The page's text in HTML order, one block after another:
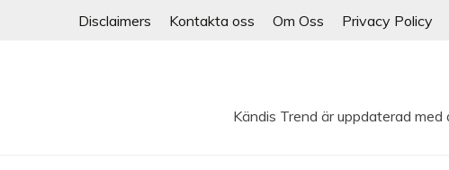
Disclaimers Kontakta oss Om Oss Privacy Policy
Kändis Trend är uppdaterad